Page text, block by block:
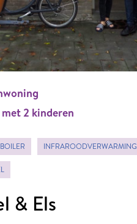
2 kinderen
INFRAROODVERWARMING
& Els